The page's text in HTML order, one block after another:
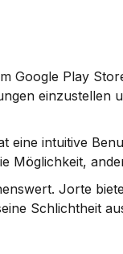
Google Play
einzustellen
eine intuitive
Möglichkeit,
Jorte
Schlichtheit